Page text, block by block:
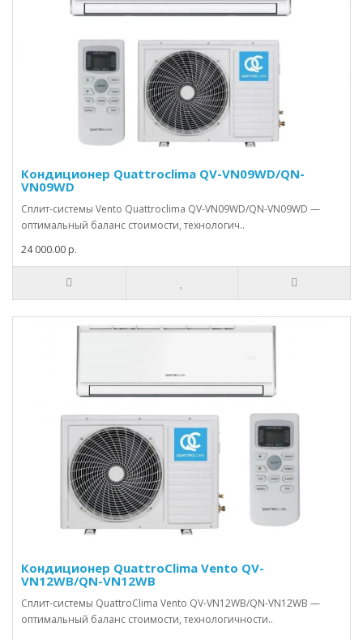
Кондиционер Quattroclima QV-VN09WD/QN-
VN09WD
Сплит-системы Vento Quattroclima QV-VN09WD/QN-VN09WD —
оптимальный баланс стоимости, технологич..
24 000.00 р.
Кондиционер QuattroClima Vento QV-
VN12WB/QN-VN12WB
Сплит-системы QuattroClima Vento QV-VN12WB/QN-VN12WB —
оптимальный баланс стоимости, технологичности..